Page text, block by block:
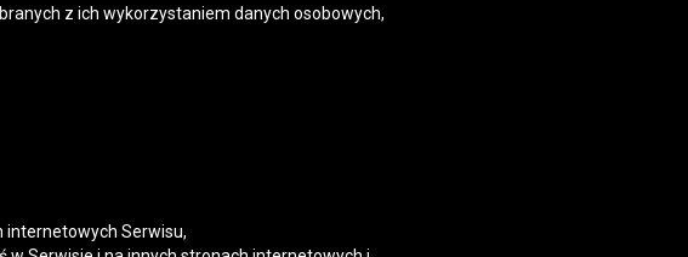
z ich wykorzystaniem danych osobowych,
internetowych Serwisu,